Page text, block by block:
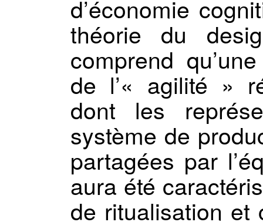
d’économie
théorie du
comprend
de l’« agilité »
dont les
système de
partagées par
aura été
de ritualisation et